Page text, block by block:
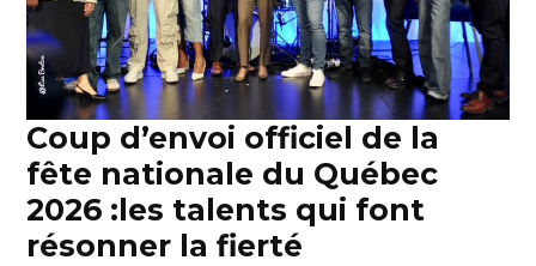
Coup d’envoi officiel de la
fête nationale du Québec
2026 :les talents qui font
résonner la fierté